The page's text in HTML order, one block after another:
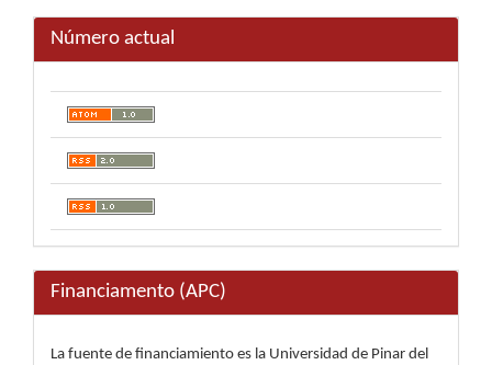
Número actual
Financiamento (APC)
La fuente de financiamiento es la Universidad de Pinar del